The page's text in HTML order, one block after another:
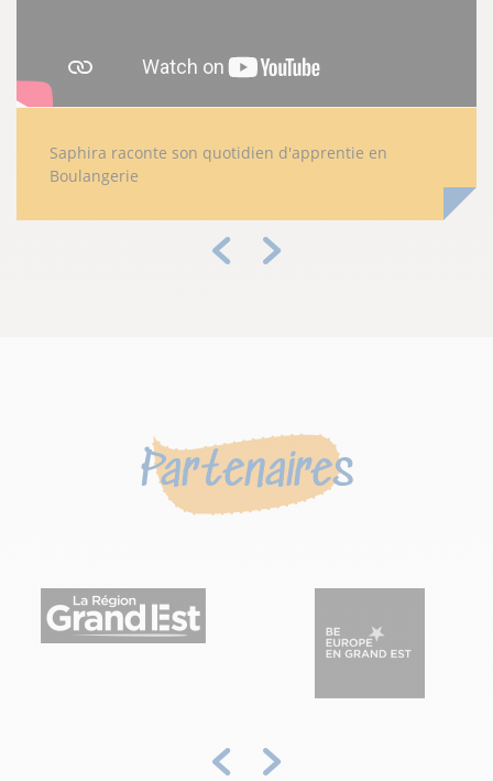
Précédent
Saphira raconte son quotidien d'apprentie en
Boulangerie
Partenaires
Précédent